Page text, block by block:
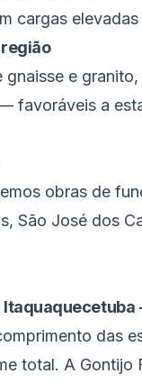
cargas elevadas
e
favoráveis a
obras de
, São José dos
das
total. A